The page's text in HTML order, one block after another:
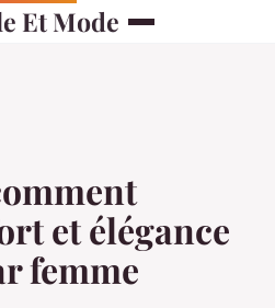
Et Mode
et élégance
femme